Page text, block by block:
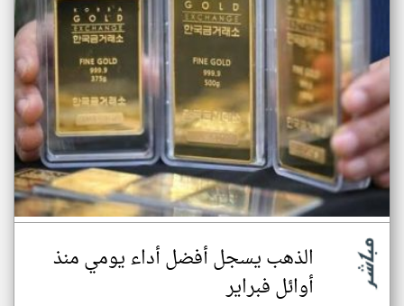
الذهب يسجل أفضل أداء يومي منذ
أوائل فبراير